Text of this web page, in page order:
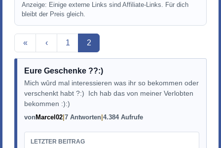
Anzeige: Einige externe Links sind Affiliate-Links. Für dich
bleibt der Preis gleich.
« ‹ 1 Aktuelle Seite
2
Eure Geschenke ??:)
Mich wûrd mal interessieren was ihr so bekommen oder
verschenkt habt ?:) Ich hab das von meiner Verlobten
bekommen :):)
vonMarcel02 7 Antworten 4.384 Aufrufe
LETZTER BEITRAG